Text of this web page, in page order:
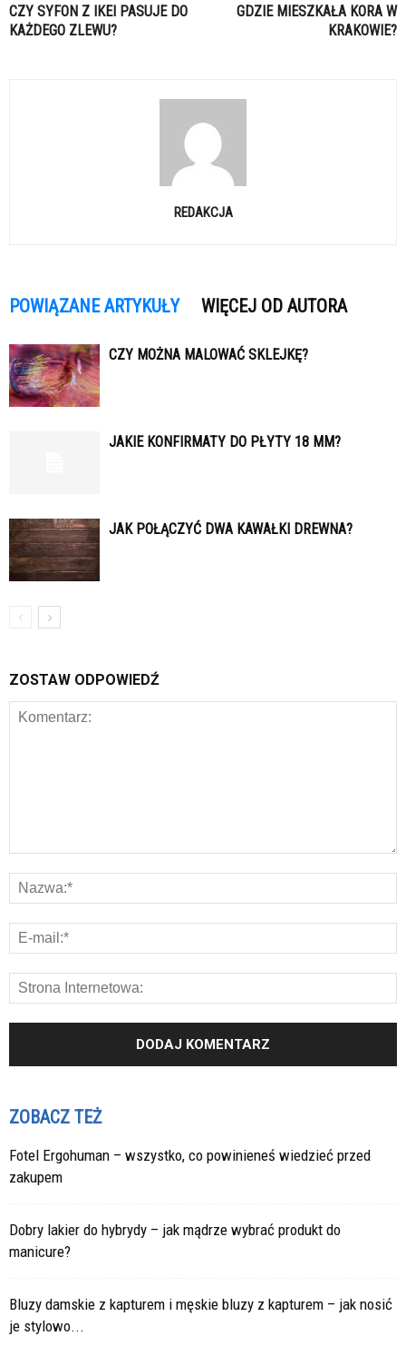
CZY SYFON Z IKEI PASUJE DO
KAŻDEGO ZLEWU?
GDZIE MIESZKAŁA KORA W
KRAKOWIE?
REDAKCJA
POWIĄZANE ARTYKUŁY WIĘCEJ OD AUTORA
CZY MOŻNA MALOWAĆ SKLEJKĘ?
JAKIE KONFIRMATY DO PŁYTY 18 MM?
JAK POŁĄCZYĆ DWA KAWAŁKI DREWNA?
ZOSTAW ODPOWIEDŹ
ZOBACZ TEŻ
Fotel Ergohuman – wszystko, co powinieneś wiedzieć przed
zakupem
Dobry lakier do hybrydy – jak mądrze wybrać produkt do
manicure?
Bluzy damskie z kapturem i męskie bluzy z kapturem – jak nosić
je stylowo...